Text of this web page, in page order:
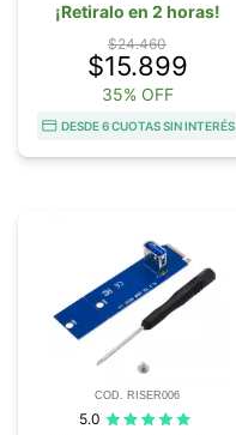
¡Retiralo en 2 horas!
$24.460
$15.899
35% OFF
DESDE 6 CUOTAS SIN INTERÉS
COD. RISER006
5.0